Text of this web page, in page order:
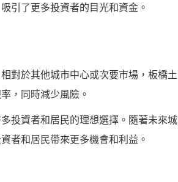
引了更多投資者的目光和資金。
對於其他城市中心或次要市場，板橋土
，同時減少風險。
投資者和居民的理想選擇。隨著未來城
者和居民帶來更多機會和利益。